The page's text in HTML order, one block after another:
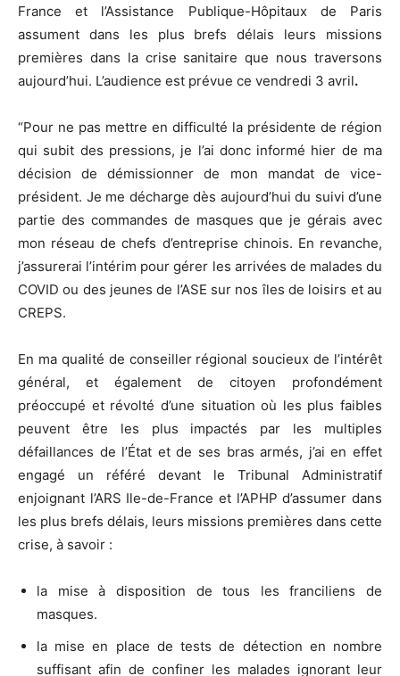
France et l’Assistance Publique-Hôpitaux de Paris
assument dans les plus brefs délais leurs missions
premières dans la crise sanitaire que nous traversons
aujourd’hui. L’audience est prévue ce vendredi 3 avril.
“Pour ne pas mettre en difficulté la présidente de région
qui subit des pressions, je l’ai donc informé hier de ma
décision de démissionner de mon mandat de vice-
président. Je me décharge dès aujourd’hui du suivi d’une
partie des commandes de masques que je gérais avec
mon réseau de chefs d’entreprise chinois. En revanche,
j’assurerai l’intérim pour gérer les arrivées de malades du
COVID ou des jeunes de l’ASE sur nos îles de loisirs et au
CREPS.
En ma qualité de conseiller régional soucieux de l’intérêt
général, et également de citoyen profondément
préoccupé et révolté d’une situation où les plus faibles
peuvent être les plus impactés par les multiples
défaillances de l’État et de ses bras armés, j’ai en effet
engagé un référé devant le Tribunal Administratif
enjoignant l’ARS Ile-de-France et l’APHP d’assumer dans
les plus brefs délais, leurs missions premières dans cette
crise, à savoir :
la mise à disposition de tous les franciliens de
masques.
la mise en place de tests de détection en nombre
suffisant afin de confiner les malades ignorant leur